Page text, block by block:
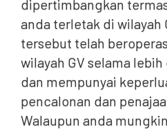
dipertimbangkan
anda terletak di wilayah
tersebut telah
wilayah GV selama
dan mempunyai
pencalonan dan
Walaupun anda